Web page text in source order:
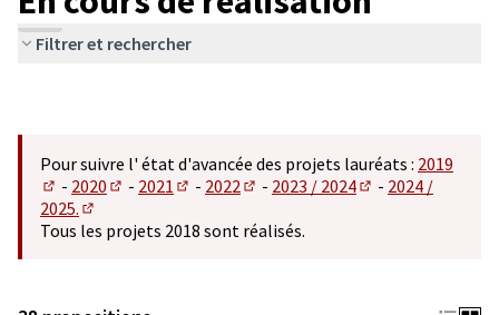
Filtrer et rechercher
Pour suivre l' état d'avancée des projets lauréats : 2019
(S'ouvre dans un nouvel onglet)
- 2020
(S'ouvre dans un nouvel onglet)
- 2021
(S'ouvre dans un nouvel onglet)
- 2022
(S'ouvre dans un nouvel onglet)
- 2023 / 2024
(S'ouvre dans un
- 2024 /
2025.
(S'ouvre dans un nouvel onglet)
Tous les projets 2018 sont réalisés.